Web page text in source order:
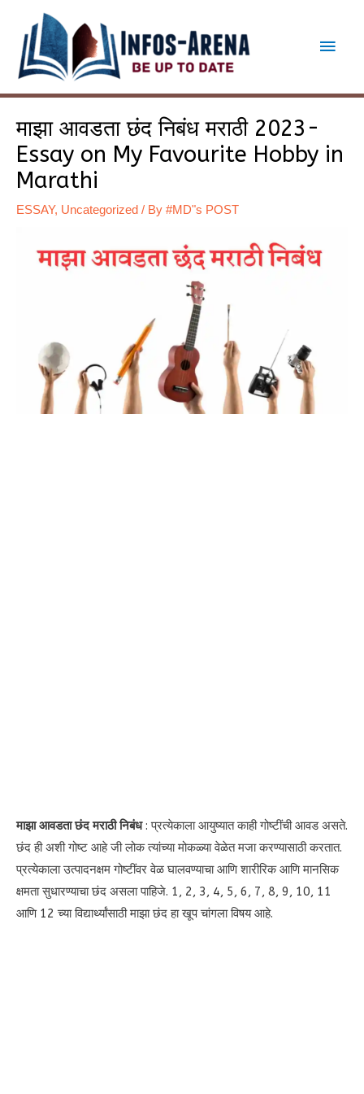
content
Main
माझा आवडता छंद निबंध मराठी 2023-
Essay on My Favourite Hobby in
Marathi
ESSAY, Uncategorized / By #MD"s POST
माझा आवडता छंद मराठी निबंध: प्रत्येकाला आयुष्यात काही गोष्टींची आवड असते.
छंद ही अशी गोष्ट आहे जी लोक त्यांच्या मोकळ्या वेळेत मजा करण्यासाठी करतात.
प्रत्येकाला उत्पादनक्षम गोष्टींवर वेळ घालवण्याचा आणि शारीरिक आणि मानसिक
क्षमता सुधारण्याचा छंद असला पाहिजे. 1, 2, 3, 4, 5, 6, 7, 8, 9, 10, 11
आणि 12 च्या विद्यार्थ्यांसाठी माझा छंद हा खूप चांगला विषय आहे.